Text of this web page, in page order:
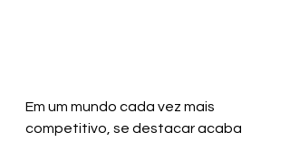
Em um mundo cada vez mais
competitivo, se destacar acaba